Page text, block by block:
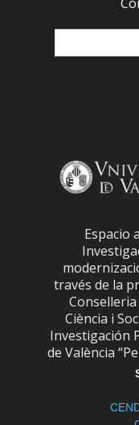
Espacio
través de la
Ciència i
Investigación
de València